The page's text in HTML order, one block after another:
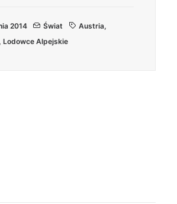
2014 Świat Austria,
, Lodowce Alpejskie